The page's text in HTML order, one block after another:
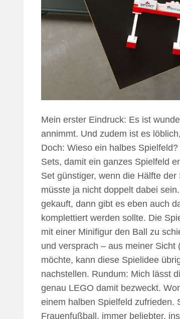
Mein erster Eindruck: Es ist
annimmt. Und zudem ist es
Doch: Wieso ein halbes
Sets, damit ein ganzes Spielfeld
Set günstiger, wenn die Hälfte
müsste ja nicht doppelt dabei
gekauft, dann gibt es eben auch
komplettiert werden sollte. Die
mit einer Minifigur den Ball zu
und versprach – aus meiner
möchte, kann diese Spielidee
nachstellen. Rundum: Mich lässt
genau LEGO damit bezweckt.
einem halben Spielfeld zufrieden.
Frauenfußball, immer beliebter.